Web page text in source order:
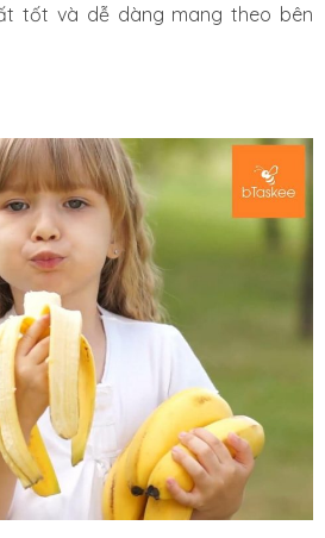
tốt và dễ dàng mang theo bên